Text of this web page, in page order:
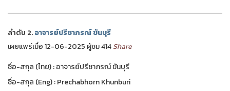
ลำดับ 2.อาจารย์ปรีชาภรณ์ ขันบุรี
เผยแพร่เมื่อ 12-06-2025 ผู้ชม 414Share
ชื่อ-สกุล (ไทย) : อาจารย์ปรีชาภรณ์ ขันบุรี
ชื่อ-สกุล (Eng) : Prechabhorn Khunburi